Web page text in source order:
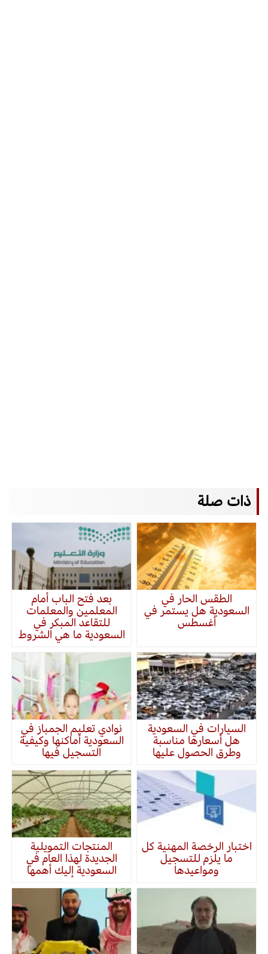
ذات صلة
الطقس الحار في
السعودية هل يستمر في
أغسطس
بعد فتح الباب أمام
المعلمين والمعلمات
للتقاعد المبكر في
السعودية ما هي الشروط
السيارات في السعودية
هل أسعارها مناسبة
وطرق الحصول عليها
نوادي تعليم الجمباز في
السعودية أماكنها وكيفية
التسجيل فيها
اختبار الرخصة المهنية كل
ما يلزم للتسجيل
ومواعيدها
المنتجات التمويلية
الجديدة لهذا العام في
السعودية إليك أهمها